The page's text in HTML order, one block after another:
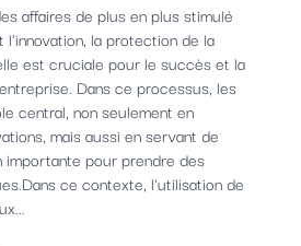
affaires de plus en plus stimulé
la protection de la
est cruciale pour le succès et la
Dans ce processus, les
central, non seulement en
mais aussi en servant de
importante pour prendre des
ce contexte, l'utilisation de